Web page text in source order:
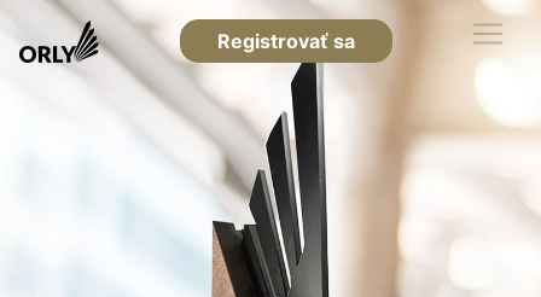
Registrovať sa